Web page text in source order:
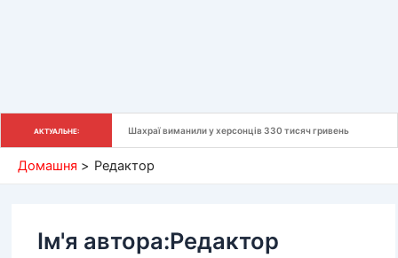
АКТУАЛЬНЕ: Шахраї виманили у херсонців 330 тисяч гривень
Домашня Редактор
Ім'я автора:Редактор